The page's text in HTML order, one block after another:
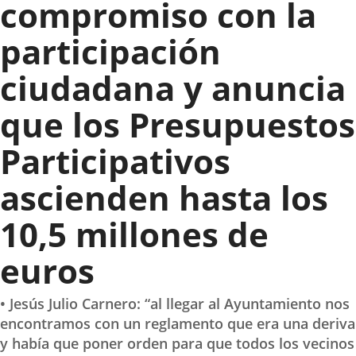
compromiso con la
participación
ciudadana y anuncia
que los Presupuestos
Participativos
ascienden hasta los
10,5 millones de
euros
• Jesús Julio Carnero: “al llegar al Ayuntamiento nos
encontramos con un reglamento que era una deriva
y había que poner orden para que todos los vecinos